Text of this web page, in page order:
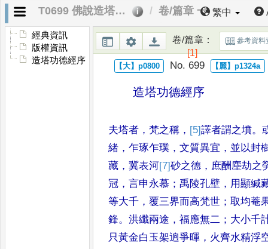
T0699 佛說造塔功德經 卷/篇章 一 繁中
經典資訊
版權資訊
造塔功德經序
卷/篇章：
[1]
參考資料
No. 699
造塔功德經序
夫塔者 ，梵之稱 ， [5]譯者謂之墳。
緒 ，乍琢乍璞 ，文質異宜 ， 並以封
藏 ，冀表河[7]砂之德 ， 庶酬塵劫之
冠 ，言申永慕 ；禹陵孔壁 ， 用顯緘
等大千 ，覆三界而高梵世 ；取均菴
鋒。洪纖兩途 ，福應無二 ； 大小千
只黃金白玉架逈爭暉 ， 火齊水精浮